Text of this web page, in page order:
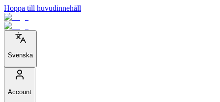
Hoppa till huvudinnehåll
Svenska
Account